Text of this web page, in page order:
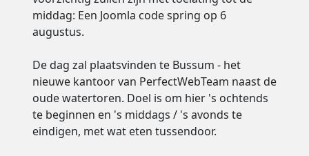
middag: Een Joomla code spring op 6
augustus.
De dag zal plaatsvinden te Bussum - het
nieuwe kantoor van PerfectWebTeam naast de
oude watertoren. Doel is om hier 's ochtends
te beginnen en 's middags / 's avonds te
eindigen, met wat eten tussendoor.